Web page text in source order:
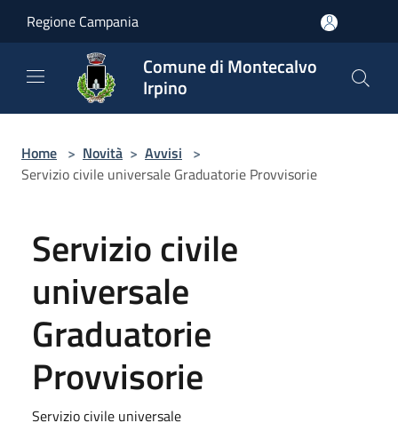
Regione Campania
Comune di Montecalvo
Irpino
Home > Novità > Avvisi >
Servizio civile universale Graduatorie Provvisorie
Servizio civile
universale
Graduatorie
Provvisorie
Servizio civile universale